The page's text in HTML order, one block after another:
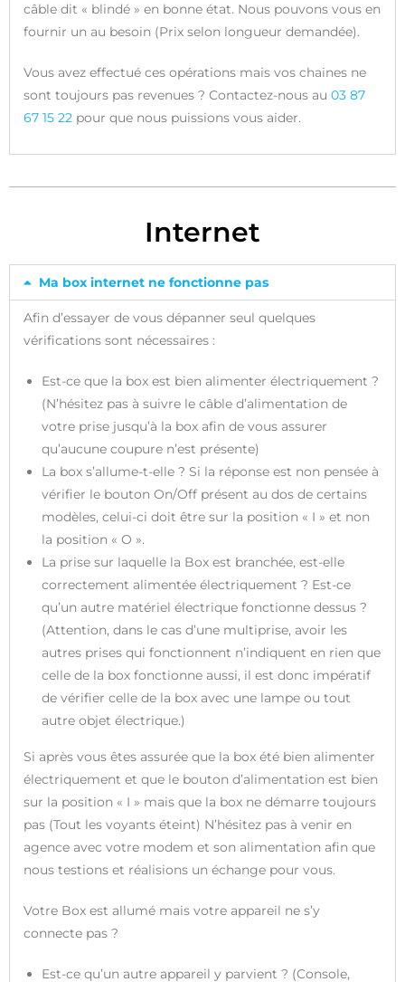
câble dit « blindé » en bonne état. Nous pouvons vous en
fournir un au besoin (Prix selon longueur demandée).
Vous avez effectué ces opérations mais vos chaines ne
sont toujours pas revenues ? Contactez-nous au 03 87
67 15 22 pour que nous puissions vous aider.
Internet
Ma box internet ne fonctionne pas
Afin d’essayer de vous dépanner seul quelques
vérifications sont nécessaires :
Est-ce que la box est bien alimenter électriquement ?
(N’hésitez pas à suivre le câble d’alimentation de
votre prise jusqu’à la box afin de vous assurer
qu’aucune coupure n’est présente)
La box s’allume-t-elle ? Si la réponse est non pensée à
vérifier le bouton On/Off présent au dos de certains
modèles, celui-ci doit être sur la position « I » et non
la position « O ».
La prise sur laquelle la Box est branchée, est-elle
correctement alimentée électriquement ? Est-ce
qu’un autre matériel électrique fonctionne dessus ?
(Attention, dans le cas d’une multiprise, avoir les
autres prises qui fonctionnent n’indiquent en rien que
celle de la box fonctionne aussi, il est donc impératif
de vérifier celle de la box avec une lampe ou tout
autre objet électrique.)
Si après vous êtes assurée que la box été bien alimenter
électriquement et que le bouton d’alimentation est bien
sur la position « I » mais que la box ne démarre toujours
pas (Tout les voyants éteint) N’hésitez pas à venir en
agence avec votre modem et son alimentation afin que
nous testions et réalisions un échange pour vous.
Votre Box est allumé mais votre appareil ne s’y
connecte pas ?
Est-ce qu’un autre appareil y parvient ? (Console,